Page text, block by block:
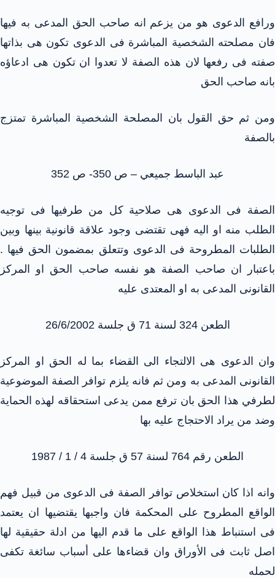
ورافع الدعوى هو من يزعم انه صاحب الحق المدعى به فيها
فان مصلحته الشخصية المباشرة فى الدعوى تكون هى بذاتها
صفته فى رفعها لان هذه الصفة لا تعدوا ان تكون هى ادعاؤه
بانه صاحب الحق
ومن ثم حق القول بان المصلحة الشخصية المباشرة تمتزج
بالصفة
عبد الباسط جميعي – ص 350- ص 352
الصفة فى الدعوى هى صلاحية كل من طرفيها فى توجيه
الطلب منه او اليه فهى تقتضى وجود علاقة قانونية بينها وبين
الطلبات المطروحة فى الدعوى وتتعلق بمضمون الحق فيها .
باعتبار ان صاحب الصفة هو نفسه صاحب الحق او المركز
القانونى المدعى به او المعتدى عليه
الطعن 324 لسنة 71 ق جلسة 26/6/2002
وان الدعوى هى الالتجاء الى القضاء بما له الحق او المركز
القانونى المدعى به ومن ثم فانه يلزم توافر الصفة الموضوعية
لطرفي هذا الحق بان ترفع ممن يدعى استحقاقه لهذه الحماية
وضد من يراد الاحتجاج عليه بها
الطعن رقم 764 لسنة 57 ق جلسة 4 / 1 / 1987
وانه اذا كان استخلاص توافر الصفة فى الدعوى من قبيل فهم
الواقع المطروح على المحكمة فان واجبها يقتضيها ان يعتمد
فى استنباط هذا الواقع على ما قدم اليها من ادلة حقيقية لها
اصل ثابت فى الأوراق وان قضاءها على أسباب سائغة تكفى
لحمله